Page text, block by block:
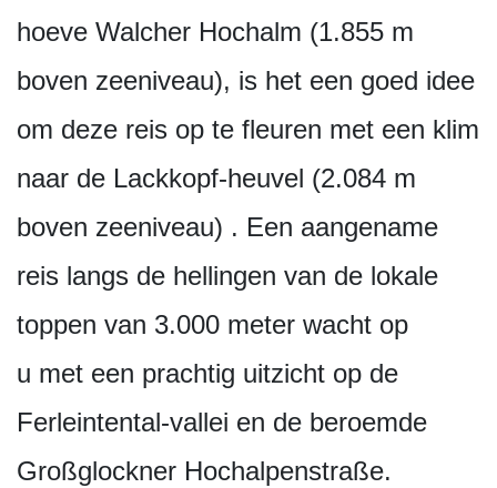
hoeve Walcher Hochalm (1.855 m
boven zeeniveau), is het een goed idee
om deze reis op te fleuren met een klim
naar de Lackkopf-heuvel (2.084 m
boven zeeniveau) . Een aangename
reis langs de hellingen van de lokale
toppen van 3.000 meter wacht op
u met een prachtig uitzicht op de
Ferleintental-vallei en de beroemde
Großglockner Hochalpenstraße.